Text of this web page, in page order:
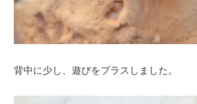
背中に少し、遊びをプラスしました。